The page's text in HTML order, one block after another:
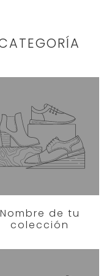
Nombre de tu
colección